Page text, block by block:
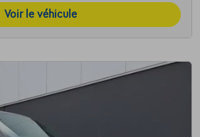
Voir le véhicule